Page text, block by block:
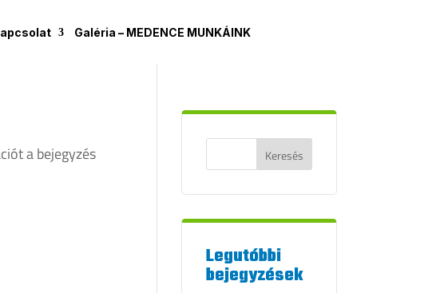
Galéria – MEDENCE MUNKÁINK
a bejegyzés
Legutóbbi
bejegyzések